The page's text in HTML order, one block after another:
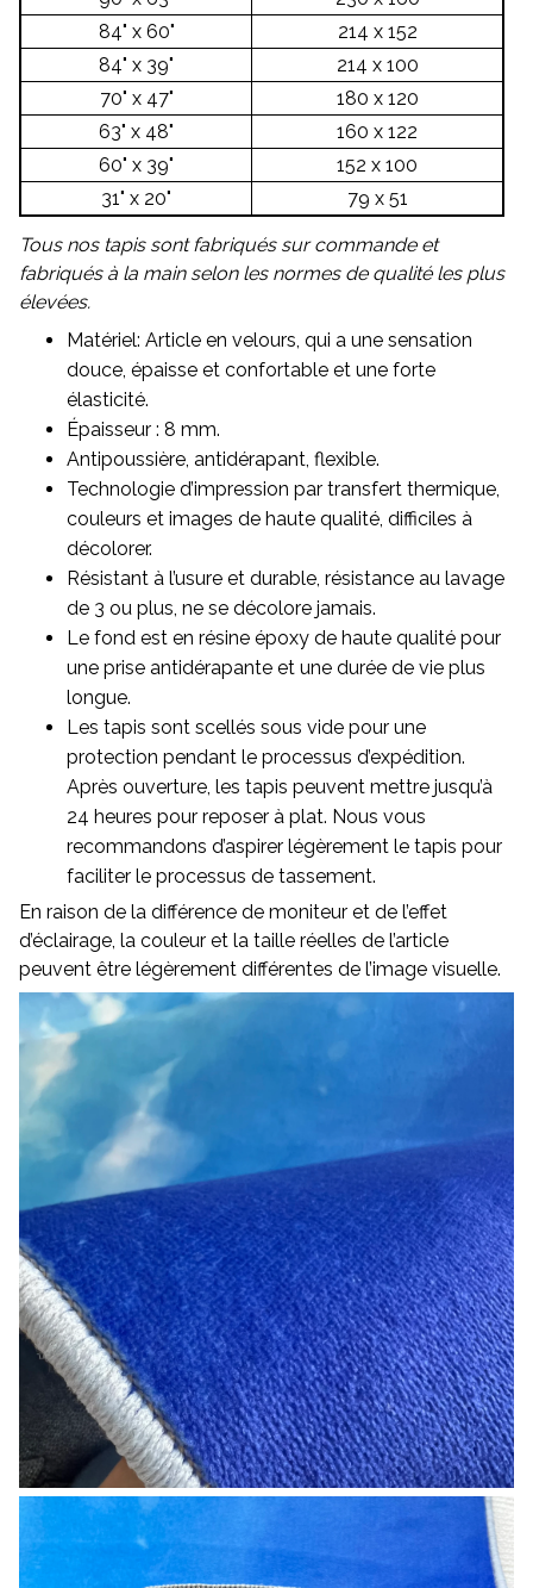
84" x 60"
214 x 152
84" x 39"
214 x 100
70" x 47"
180 x 120
63" x 48"
160 x 122
60" x 39"
152 x 100
31" x 20"
79 x 51
Tous nos tapis sont fabriqués sur commande et
fabriqués à la main selon les normes de qualité les plus
élevées.
Matériel: Article en velours, qui a une sensation
douce, épaisse et confortable et une forte
élasticité.
Épaisseur : 8 mm.
Antipoussière, antidérapant, flexible.
Technologie d’impression par transfert thermique,
couleurs et images de haute qualité, difficiles à
décolorer.
Résistant à l’usure et durable, résistance au lavage
de 3 ou plus, ne se décolore jamais.
Le fond est en résine époxy de haute qualité pour
une prise antidérapante et une durée de vie plus
longue.
Les tapis sont scellés sous vide pour une
protection pendant le processus d’expédition.
Après ouverture, les tapis peuvent mettre jusqu’à
24 heures pour reposer à plat. Nous vous
recommandons d’aspirer légèrement le tapis pour
faciliter le processus de tassement.
En raison de la différence de moniteur et de l’effet
d’éclairage, la couleur et la taille réelles de l’article
peuvent être légèrement différentes de l’image visuelle.